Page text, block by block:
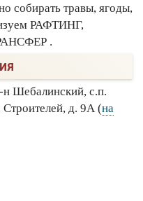
собирать травы, ягоды,
РАФТИНГ,
.
н Шебалинский, с.п.
д. 9А (на